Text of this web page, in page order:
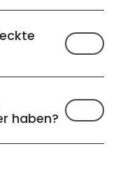
haben?